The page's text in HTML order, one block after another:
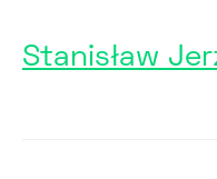
Stanisław